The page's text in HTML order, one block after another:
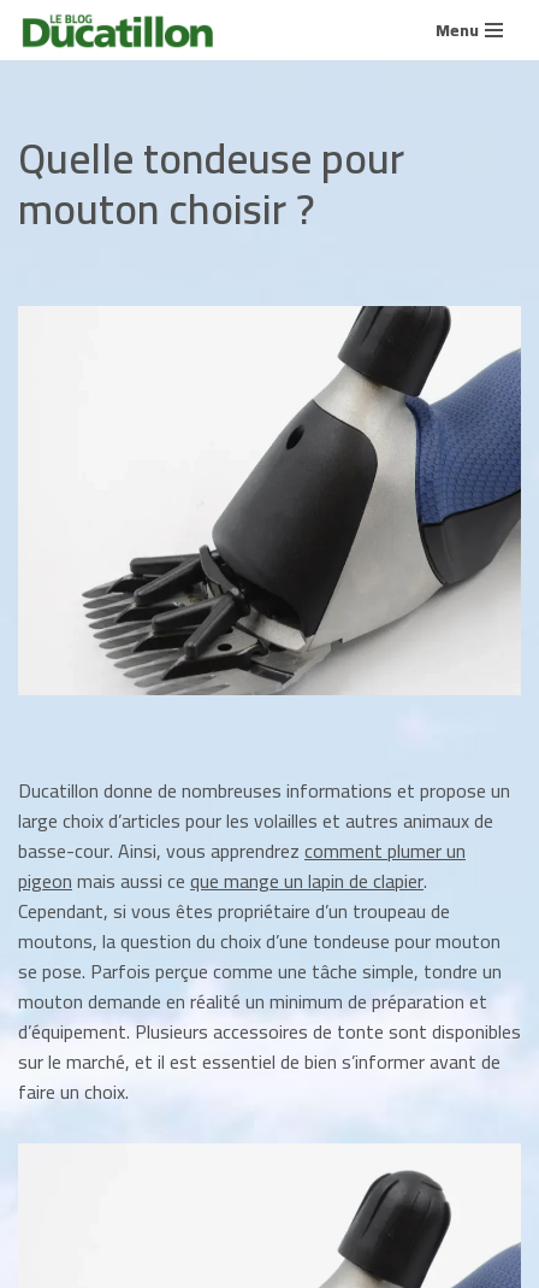
Aller
Menu
Quelle tondeuse pour
mouton choisir ?
Ducatillon donne de nombreuses informations et propose un
large choix d’articles pour les volailles et autres animaux de
basse-cour. Ainsi, vous apprendrezcomment plumer un
pigeonmais aussi ceque mange un lapin de clapier.
Cependant, si vous êtes propriétaire d’un troupeau de
moutons, la question du choix d’une tondeuse pour mouton
se pose. Parfois perçue comme une tâche simple, tondre un
mouton demande en réalité un minimum de préparation et
d’équipement. Plusieurs accessoires de tonte sont disponibles
sur le marché, et il est essentiel de bien s’informer avant de
faire un choix.